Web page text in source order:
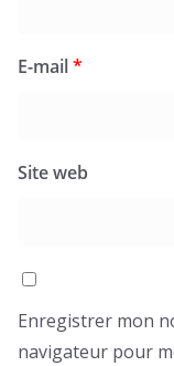
E-mail*
Site web
Enregistrer mon
navigateur pour